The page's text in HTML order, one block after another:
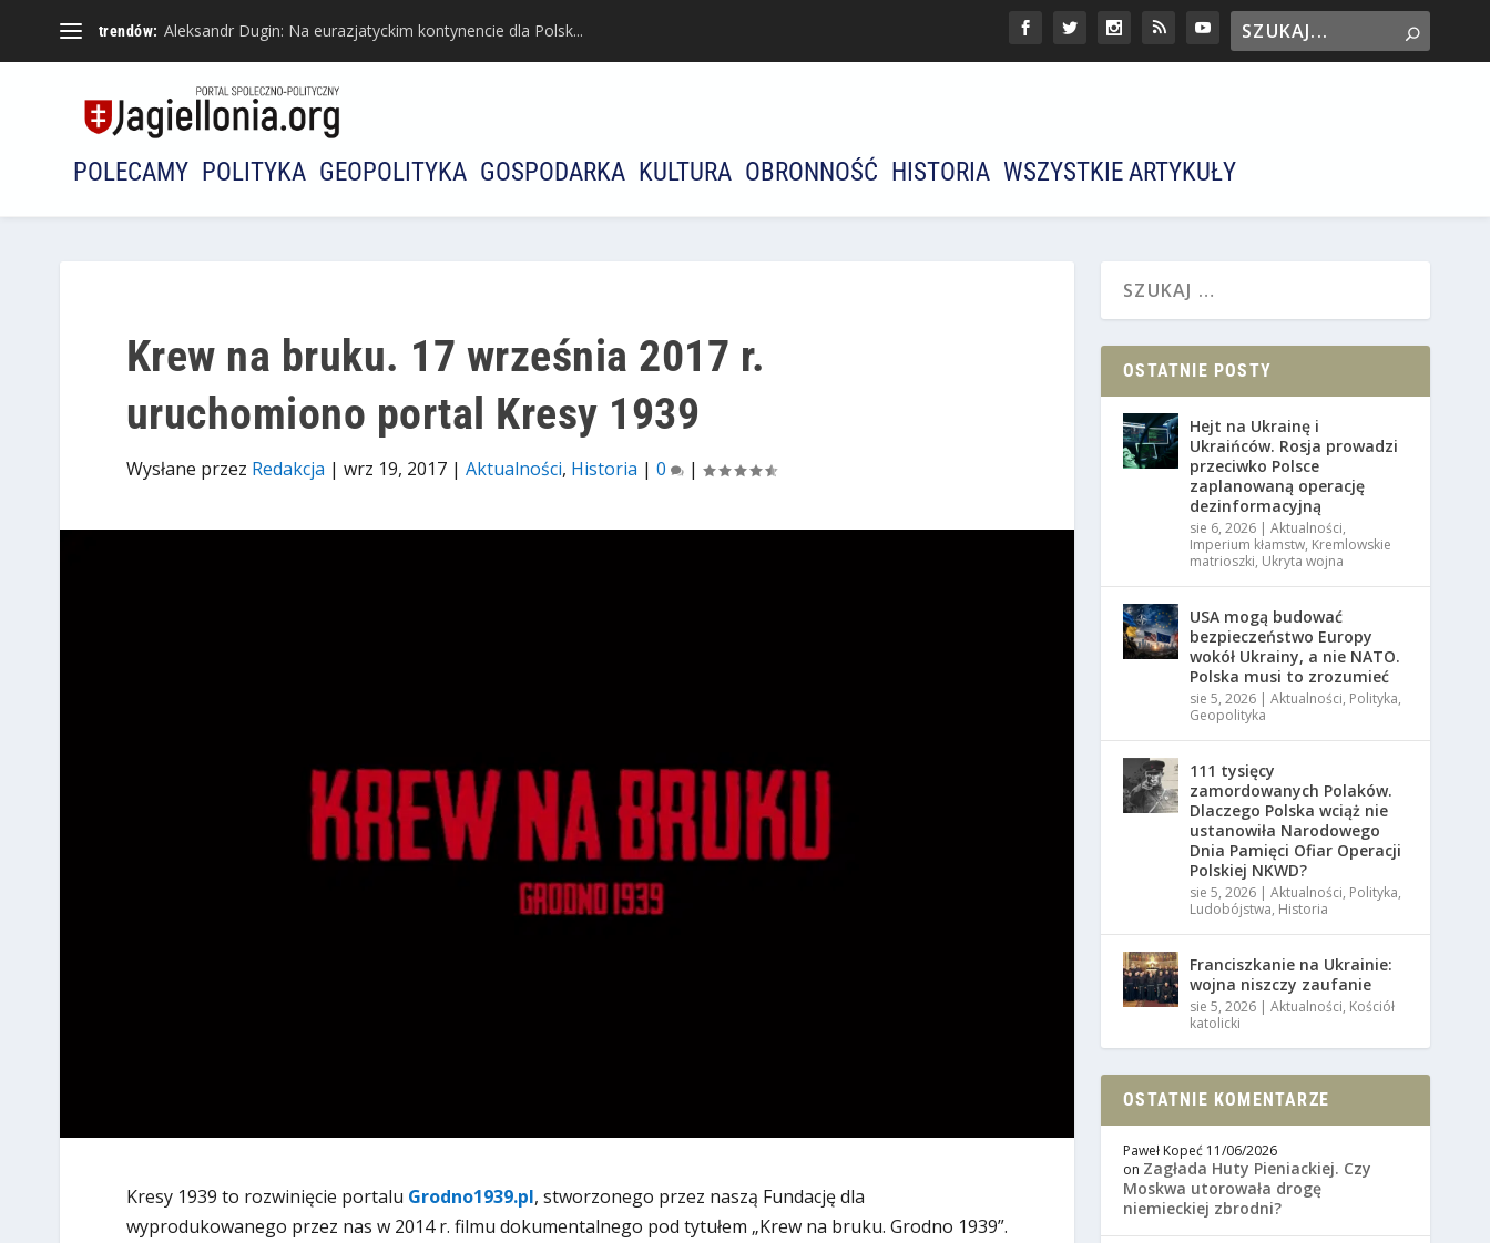
trendów: Aleksandr Dugin: Na eurazjatyckim kontynencie dla Polsk...
POLECAMY POLITYKA GEOPOLITYKA GOSPODARKA KULTURA OBRONNOŚĆ HISTORIA WSZYSTKIE ARTYKUŁY
Krew na bruku. 17 września 2017 r.
uruchomiono portal Kresy 1939
Wysłane przez Redakcja | wrz 19, 2017| Aktualności, Historia | 0 |
Kresy 1939 to rozwinięcie portalu Grodno1939.pl, stworzonego przez naszą Fundację dla
wyprodukowanego przez nas w 2014 r. filmu dokumentalnego pod tytułem „Krew na bruku. Grodno 1939”.
OSTATNIE POSTY
Hejt na Ukrainę i
Ukraińców. Rosja prowadzi
przeciwko Polsce
zaplanowaną operację
dezinformacyjną
sie 6, 2026 |Aktualności,
Imperium kłamstw, Kremlowskie
matrioszki, Ukryta wojna
USA mogą budować
bezpieczeństwo Europy
wokół Ukrainy, a nie NATO.
Polska musi to zrozumieć
sie 5, 2026 |Aktualności, Polityka,
Geopolityka
111 tysięcy
zamordowanych Polaków.
Dlaczego Polska wciąż nie
ustanowiła Narodowego
Dnia Pamięci Ofiar Operacji
Polskiej NKWD?
sie 5, 2026 |Aktualności, Polityka,
Ludobójstwa, Historia
Franciszkanie na Ukrainie:
wojna niszczy zaufanie
sie 5, 2026 |Aktualności, Kościół
katolicki
OSTATNIE KOMENTARZE
Paweł Kopeć 11/06/2026
on Zagłada Huty Pieniackiej. Czy
Moskwa utorowała drogę
niemieckiej zbrodni?